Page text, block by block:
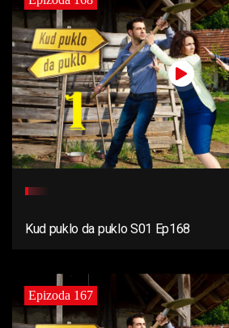
Kud puklo da puklo S01 Ep168
Epizoda 167